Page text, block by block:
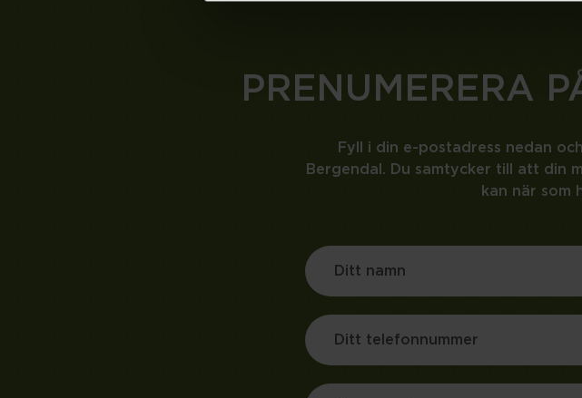
PRENUMERERA
Fyll i din e-postadress nedan
Bergendal. Du samtycker till att din
kan när som